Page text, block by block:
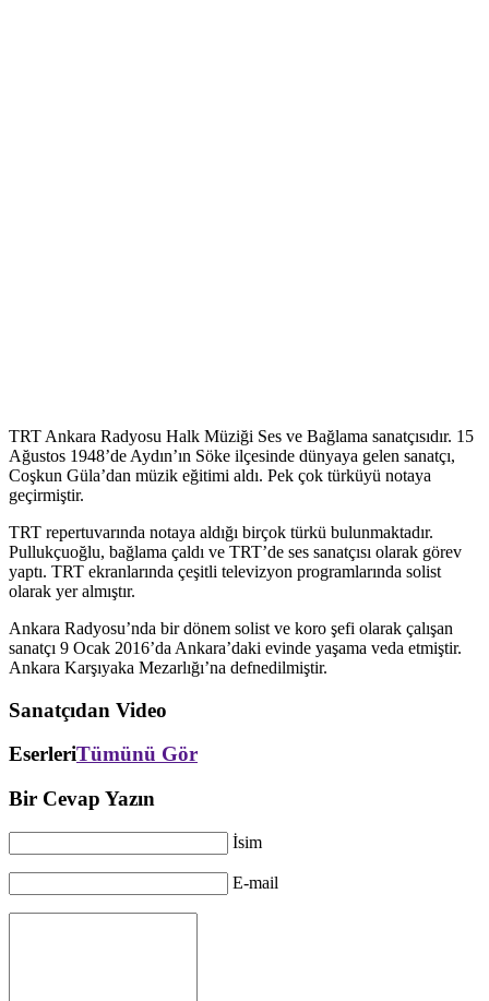
TRT Ankara Radyosu Halk Müziği Ses ve Bağlama sanatçısıdır. 15
Ağustos 1948’de Aydın’ın Söke ilçesinde dünyaya gelen sanatçı,
Coşkun Güla’dan müzik eğitimi aldı. Pek çok türküyü notaya
geçirmiştir.
TRT repertuvarında notaya aldığı birçok türkü bulunmaktadır.
Pullukçuoğlu, bağlama çaldı ve TRT’de ses sanatçısı olarak görev
yaptı. TRT ekranlarında çeşitli televizyon programlarında solist
olarak yer almıştır.
Ankara Radyosu’nda bir dönem solist ve koro şefi olarak çalışan
sanatçı 9 Ocak 2016’da Ankara’daki evinde yaşama veda etmiştir.
Ankara Karşıyaka Mezarlığı’na defnedilmiştir.
Sanatçıdan Video
EserleriTümünü Gör
Bir Cevap Yazın
İsim
E-mail